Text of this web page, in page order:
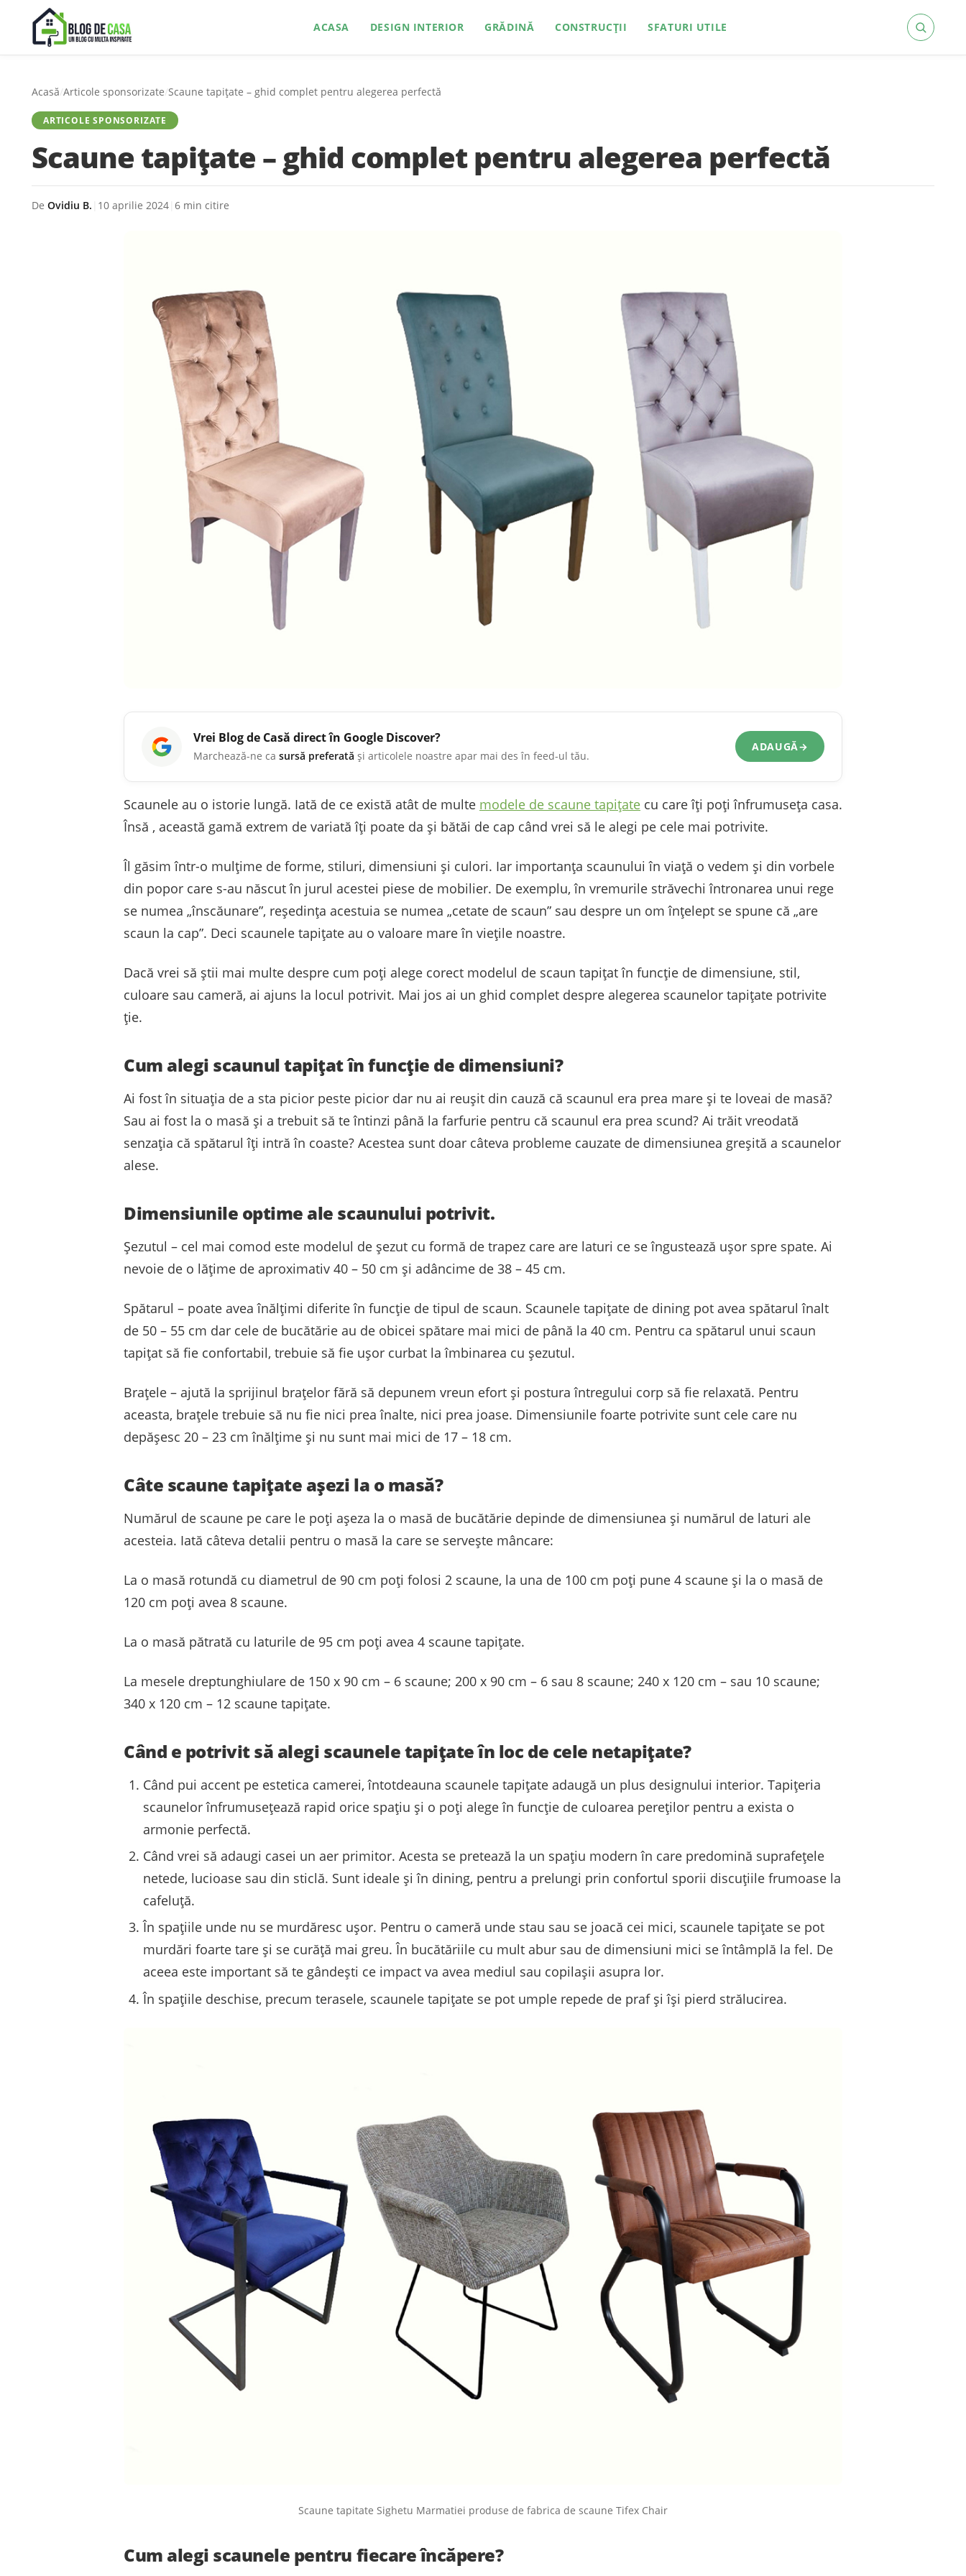
ACASA DESIGN INTERIOR GRĂDINĂ CONSTRUCȚII SFATURI UTILE
Acasă/Articole sponsorizate/Scaune tapițate – ghid complet pentru alegerea perfectă
ARTICOLE SPONSORIZATE
Scaune tapițate – ghid complet pentru alegerea perfectă
De Ovidiu B. 10 aprilie 2024 6 min citire
Vrei Blog de Casă direct în Google Discover?
Marchează-ne ca sursă preferată și articolele noastre apar mai des în feed-ul tău.
ADAUGĂ→
Scaunele au o istorie lungă. Iată de ce există atât de multe modele de scaune tapițate cu care îți poți înfrumuseța casa.
Însă , această gamă extrem de variată îți poate da și bătăi de cap când vrei să le alegi pe cele mai potrivite.
Îl găsim într-o mulțime de forme, stiluri, dimensiuni și culori. Iar importanța scaunului în viață o vedem și din vorbele
din popor care s-au născut în jurul acestei piese de mobilier. De exemplu, în vremurile străvechi întronarea unui rege
se numea „înscăunare”, reședința acestuia se numea „cetate de scaun” sau despre un om înțelept se spune că „are
scaun la cap”. Deci scaunele tapițate au o valoare mare în viețile noastre.
Dacă vrei să știi mai multe despre cum poți alege corect modelul de scaun tapițat în funcție de dimensiune, stil,
culoare sau cameră, ai ajuns la locul potrivit. Mai jos ai un ghid complet despre alegerea scaunelor tapițate potrivite
ție.
Cum alegi scaunul tapițat în funcție de dimensiuni?
Ai fost în situația de a sta picior peste picior dar nu ai reușit din cauză că scaunul era prea mare și te loveai de masă?
Sau ai fost la o masă și a trebuit să te întinzi până la farfurie pentru că scaunul era prea scund? Ai trăit vreodată
senzația că spătarul îți intră în coaste? Acestea sunt doar câteva probleme cauzate de dimensiunea greșită a scaunelor
alese.
Dimensiunile optime ale scaunului potrivit.
Șezutul – cel mai comod este modelul de șezut cu formă de trapez care are laturi ce se îngustează ușor spre spate. Ai
nevoie de o lățime de aproximativ 40 – 50 cm și adâncime de 38 – 45 cm.
Spătarul – poate avea înălțimi diferite în funcție de tipul de scaun. Scaunele tapițate de dining pot avea spătarul înalt
de 50 – 55 cm dar cele de bucătărie au de obicei spătare mai mici de până la 40 cm. Pentru ca spătarul unui scaun
tapițat să fie confortabil, trebuie să fie ușor curbat la îmbinarea cu șezutul.
Brațele – ajută la sprijinul brațelor fără să depunem vreun efort și postura întregului corp să fie relaxată. Pentru
aceasta, brațele trebuie să nu fie nici prea înalte, nici prea joase. Dimensiunile foarte potrivite sunt cele care nu
depășesc 20 – 23 cm înălțime și nu sunt mai mici de 17 – 18 cm.
Câte scaune tapițate așezi la o masă?
Numărul de scaune pe care le poți așeza la o masă de bucătărie depinde de dimensiunea și numărul de laturi ale
acesteia. Iată câteva detalii pentru o masă la care se servește mâncare:
La o masă rotundă cu diametrul de 90 cm poți folosi 2 scaune, la una de 100 cm poți pune 4 scaune și la o masă de
120 cm poți avea 8 scaune.
La o masă pătrată cu laturile de 95 cm poți avea 4 scaune tapițate.
La mesele dreptunghiulare de 150 x 90 cm – 6 scaune; 200 x 90 cm – 6 sau 8 scaune; 240 x 120 cm – sau 10 scaune;
340 x 120 cm – 12 scaune tapițate.
Când e potrivit să alegi scaunele tapițate în loc de cele netapițate?
Când pui accent pe estetica camerei, întotdeauna scaunele tapițate adaugă un plus designului interior. Tapițeria
scaunelor înfrumusețează rapid orice spațiu și o poți alege în funcție de culoarea pereților pentru a exista o
armonie perfectă.
Când vrei să adaugi casei un aer primitor. Acesta se pretează la un spațiu modern în care predomină suprafețele
netede, lucioase sau din sticlă. Sunt ideale și în dining, pentru a prelungi prin confortul sporii discuțiile frumoase la
cafeluță.
În spațiile unde nu se murdăresc ușor. Pentru o cameră unde stau sau se joacă cei mici, scaunele tapițate se pot
murdări foarte tare și se curăță mai greu. În bucătăriile cu mult abur sau de dimensiuni mici se întâmplă la fel. De
aceea este important să te gândești ce impact va avea mediul sau copilașii asupra lor.
În spațiile deschise, precum terasele, scaunele tapițate se pot umple repede de praf și își pierd strălucirea.
Scaune tapitate Sighetu Marmatiei produse de fabrica de scaune Tifex Chair
Cum alegi scaunele pentru fiecare încăpere?